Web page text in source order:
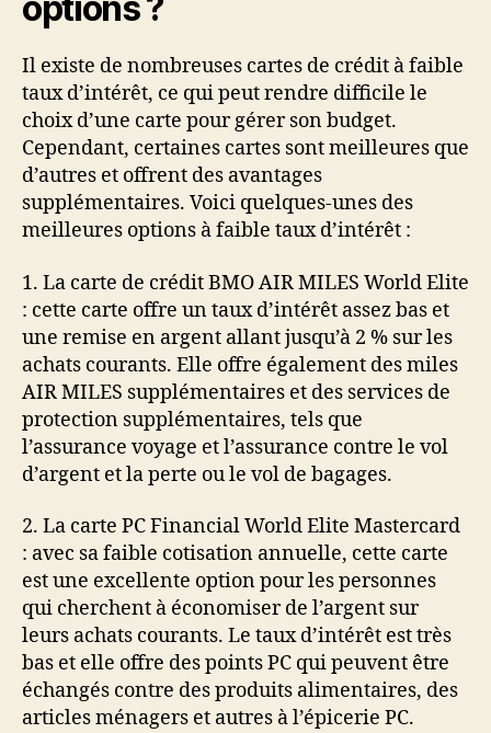
Il existe de nombreuses cartes de crédit à faible
taux d’intérêt, ce qui peut rendre difficile le
choix d’une carte pour gérer son budget.
Cependant, certaines cartes sont meilleures que
d’autres et offrent des avantages
supplémentaires. Voici quelques-unes des
meilleures options à faible taux d’intérêt :
1. La carte de crédit BMO AIR MILES World Elite
: cette carte offre un taux d’intérêt assez bas et
une remise en argent allant jusqu’à 2 % sur les
achats courants. Elle offre également des miles
AIR MILES supplémentaires et des services de
protection supplémentaires, tels que
l’assurance voyage et l’assurance contre le vol
d’argent et la perte ou le vol de bagages.
2. La carte PC Financial World Elite Mastercard
: avec sa faible cotisation annuelle, cette carte
est une excellente option pour les personnes
qui cherchent à économiser de l’argent sur
leurs achats courants. Le taux d’intérêt est très
bas et elle offre des points PC qui peuvent être
échangés contre des produits alimentaires, des
articles ménagers et autres à l’épicerie PC.